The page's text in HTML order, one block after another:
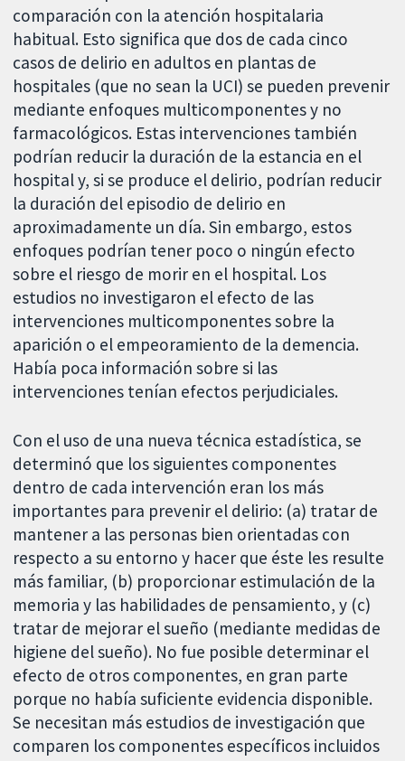
comparación con la atención hospitalaria
habitual. Esto significa que dos de cada cinco
casos de delirio en adultos en plantas de
hospitales (que no sean la UCI) se pueden prevenir
mediante enfoques multicomponentes y no
farmacológicos. Estas intervenciones también
podrían reducir la duración de la estancia en el
hospital y, si se produce el delirio, podrían reducir
la duración del episodio de delirio en
aproximadamente un día. Sin embargo, estos
enfoques podrían tener poco o ningún efecto
sobre el riesgo de morir en el hospital. Los
estudios no investigaron el efecto de las
intervenciones multicomponentes sobre la
aparición o el empeoramiento de la demencia.
Había poca información sobre si las
intervenciones tenían efectos perjudiciales.
Con el uso de una nueva técnica estadística, se
determinó que los siguientes componentes
dentro de cada intervención eran los más
importantes para prevenir el delirio: (a) tratar de
mantener a las personas bien orientadas con
respecto a su entorno y hacer que éste les resulte
más familiar, (b) proporcionar estimulación de la
memoria y las habilidades de pensamiento, y (c)
tratar de mejorar el sueño (mediante medidas de
higiene del sueño). No fue posible determinar el
efecto de otros componentes, en gran parte
porque no había suficiente evidencia disponible.
Se necesitan más estudios de investigación que
comparen los componentes específicos incluidos